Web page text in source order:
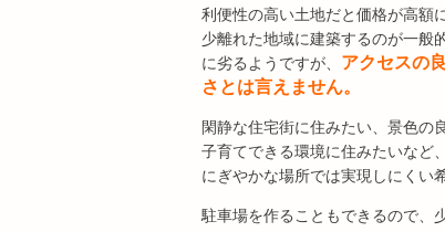
利便性の高い土地だと価格が高額
少離れた地域に建築するのが一般
に劣るようですが、 アクセスの
さとは言えません。
閑静な住宅街に住みたい、景色の
子育てできる環境に住みたいなど
にぎやかな場所では実現しにくい
駐車場を作ることもできるので、